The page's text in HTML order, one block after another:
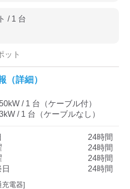
示
日産ディーラーを表示
以上
/ 1 台
ット
（詳細）
50kW / 1 台
（ケーブル付）
kW / 1 台 （ケーブルなし）
24時間
24時間
24時間
24時間
充電器]